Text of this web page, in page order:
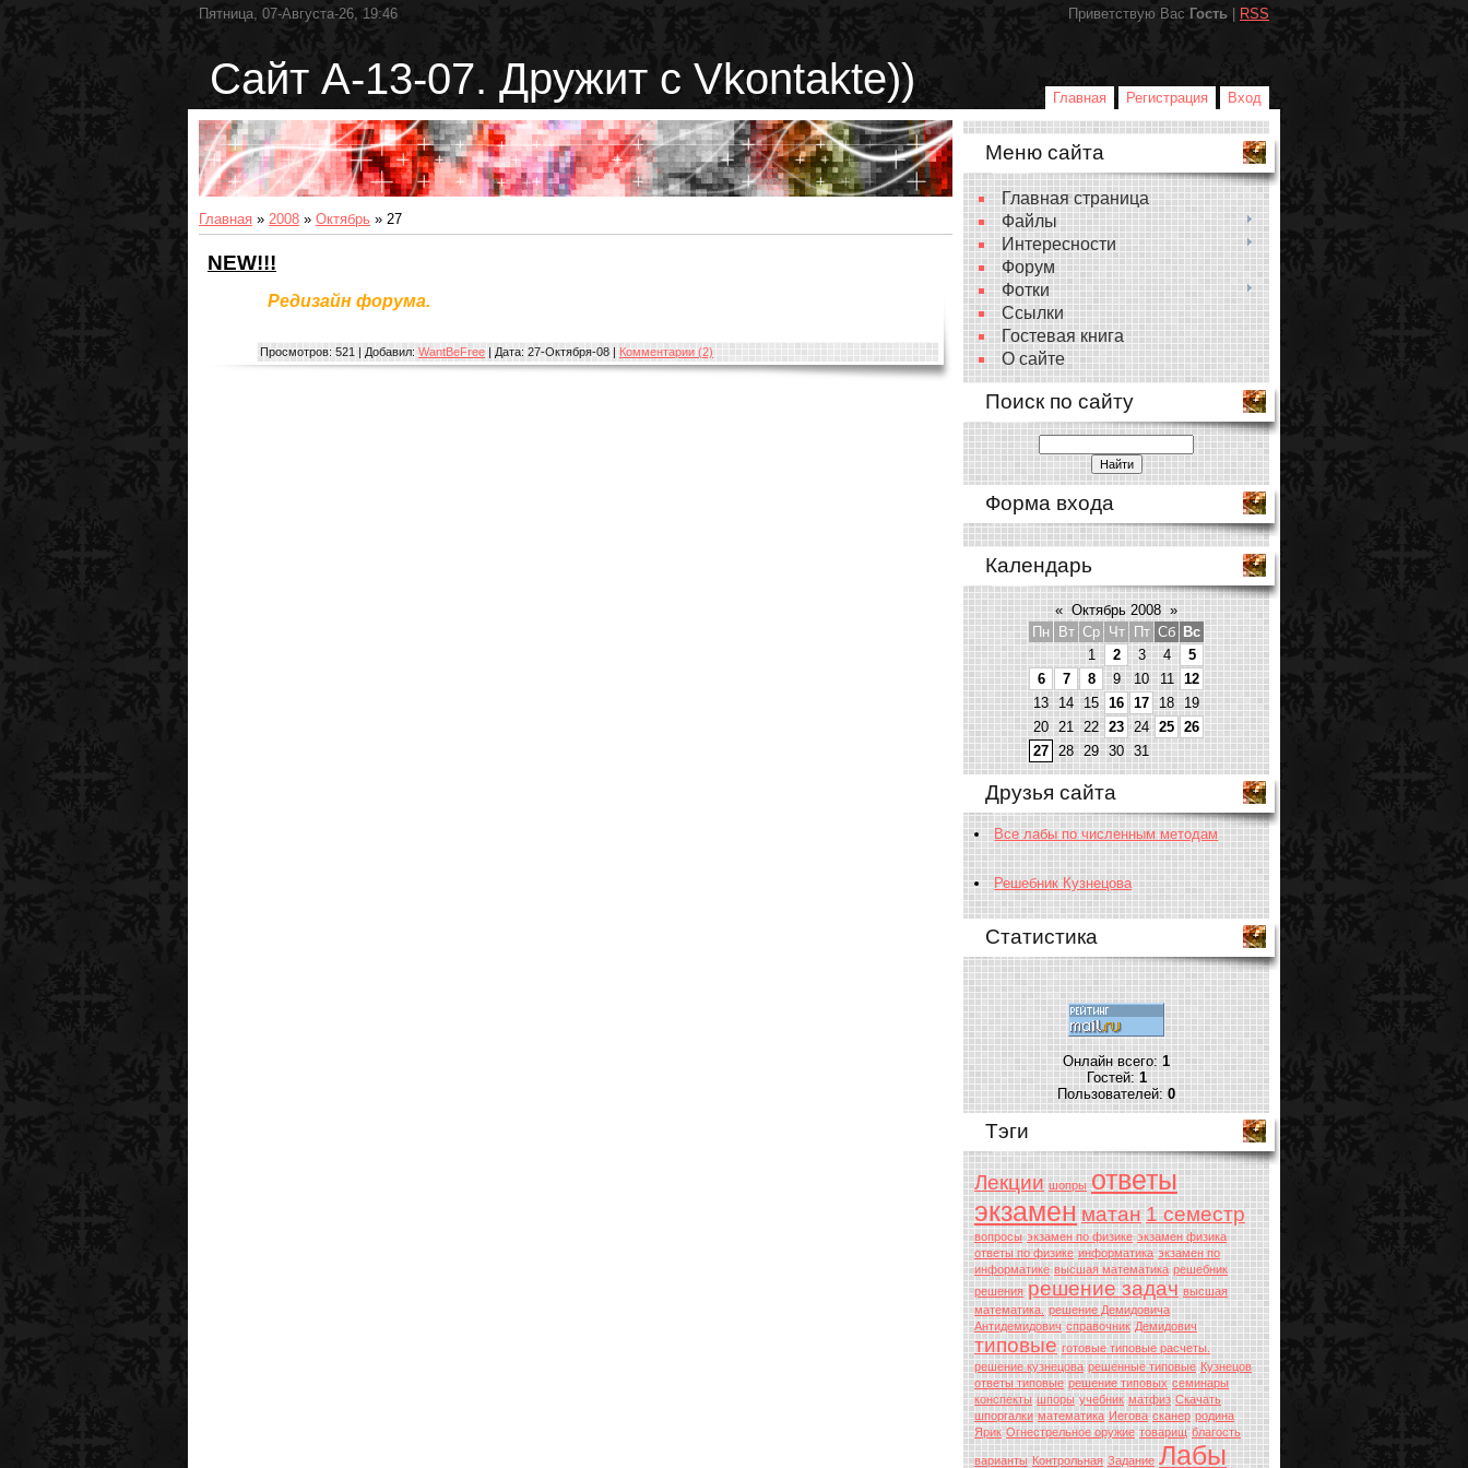
Пятница, 07-Августа-26, 19:46 Приветствую Вас Гость RSS
Сайт А-13-07. Дружит с Vkontakte)) Главная Регистрация Вход
Главная » 2008 » Октябрь » 27
NEW!!!
Редизайн форума.
Просмотров: 521 | Добавил: WantBeFree | Дата: 27-Октября-08 | Комментарии (2)
Меню сайта
Главная страница
Файлы
Интересности
Форум
Фотки
Ссылки
Гостевая книга
О сайте
Поиск по сайту
Форма входа
Календарь
« Октябрь 2008 »
Пн
Вт Ср Чт Пт Сб Вс
1
2 3 4
5
6
7 8 9 10 11
12
13 14 15 16 17 18
19
20 21 22 23 24 25 26
27 28 29 30 31
Друзья сайта
Все лабы по численным методам
Решебник Кузнецова
Статистика
Онлайн всего:1
Гостей:1
Пользователей:0
Тэги
Лекции шопры ответы
экзаменматан1 семестр
вопросы экзамен по физике экзамен физика
ответы по физике информатика экзамен по
информатике высшая математика решебник
решения решение задач высшая
математика. решение Демидовича
Антидемидович справочник Демидович
типовые готовые типовые расчеты.
решение кузнецова решенные типовые Кузнецов
ответы типовые решение типовых семинары
конспекты шпоры учебник матфиз Скачать
шпоргалки математика Иегова сканер родина
Ярик Огнестрельное оружие товарищ благость
варианты Контрольная Задание Лабы